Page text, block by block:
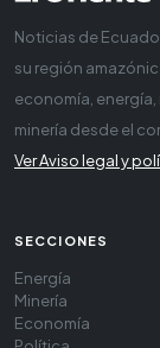
Noticias de
su región
economía,
minería desde el
Ver Aviso legal y
SECCIONES
Energía
Minería
Economía